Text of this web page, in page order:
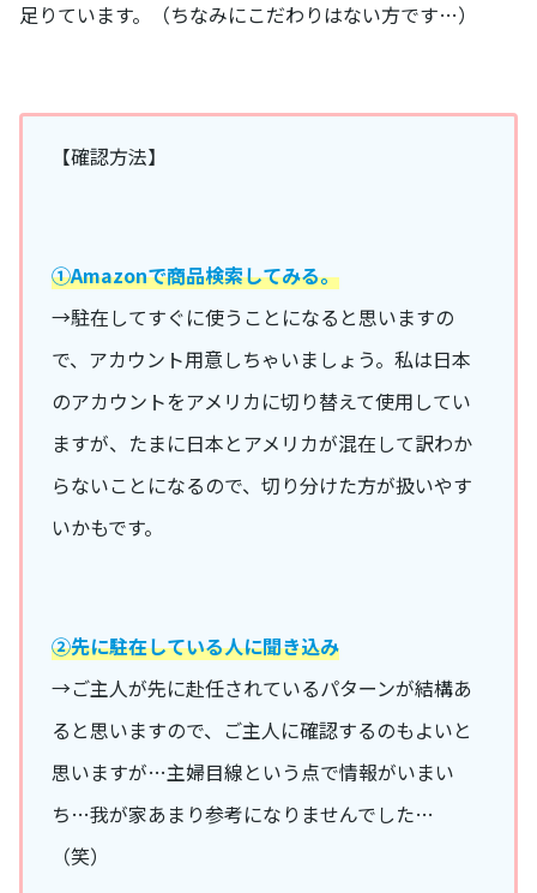
足りています。（ちなみにこだわりはない方です…）
【確認方法】
①Amazonで商品検索してみる。
→駐在してすぐに使うことになると思いますの
で、アカウント用意しちゃいましょう。私は日本
のアカウントをアメリカに切り替えて使用してい
ますが、たまに日本とアメリカが混在して訳わか
らないことになるので、切り分けた方が扱いやす
いかもです。
➁先に駐在している人に聞き込み
→ご主人が先に赴任されているパターンが結構あ
ると思いますので、ご主人に確認するのもよいと
思いますが…主婦目線という点で情報がいまい
ち…我が家あまり参考になりませんでした…
（笑）